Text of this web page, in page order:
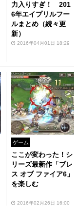
力入りすぎ！ 201
6年エイプリルフー
ルまとめ（続々更
新）
2016年04月01日 18:29
ゲーム
ここが変わった！シ
リーズ最新作「ブレ
ス オブ ファイア6」
を楽しむ
2016年02月26日 16:00